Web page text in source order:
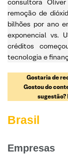
consultora
remoção de
bilhões por ano
exponencial vs.
créditos
tecnologia e
Gostaria de
Gostou do
sugestão?
Brasil
Empresas